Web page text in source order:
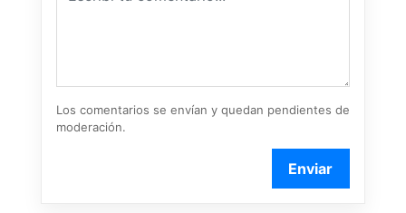
Los comentarios se envían y quedan pendientes de
moderación.
Enviar